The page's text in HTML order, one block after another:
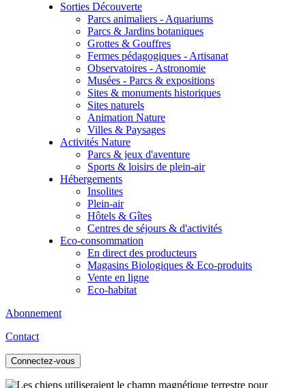
Sorties Découverte
Parcs animaliers - Aquariums
Parcs & Jardins botaniques
Grottes & Gouffres
Fermes pédagogiques - Artisanat
Observatoires - Astronomie
Musées - Parcs & expositions
Sites & monuments historiques
Sites naturels
Animation Nature
Villes & Paysages
Activités Nature
Parcs & jeux d'aventure
Sports & loisirs de plein-air
Hébergements
Insolites
Plein-air
Hôtels & Gîtes
Centres de séjours & d'activités
Eco-consommation
En direct des producteurs
Magasins Biologiques & Eco-produits
Vente en ligne
Eco-habitat
Abonnement
Contact
Connectez-vous